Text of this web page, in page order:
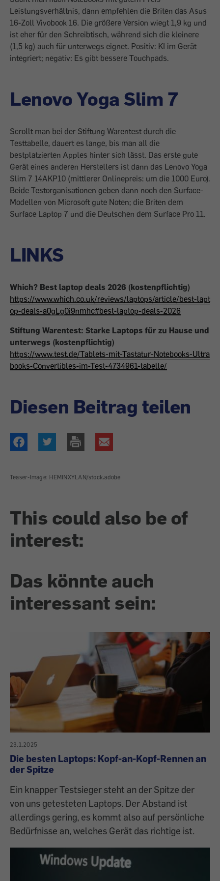
Leistungsverhältnis, dann empfehlen die Briten das Asus
16-Zoll Vivobook 16. Die größere Version wiegt 1,9 kg und
ist eher für den Schreibtisch, während sich die kleinere
(1,5 kg) auch für unterwegs eignet. Positiv: KI im Gerät
integriert; negativ: Es gibt bessere Touchpads.
Lenovo Yoga Slim 7
Scrollt man bei der Stiftung Warentest durch die
Testtabelle, dauert es lange, bis man all die
bestplatzierten Apples hinter sich lässt. Das erste gute
Gerät eines anderen Herstellers ist dann das Lenovo Yoga
Slim 7 14AKP10 (mittlerer Onlinepreis: um die 1000 Euro).
Beide Testorganisationen geben dann noch den Surface-
Modellen von Microsoft gute Noten; die Briten dem
Surface Laptop 7 und die Deutschen dem Surface Pro 11.
LINKS
Which? Best laptop deals 2026 (kostenpflichtig)
https://www.which.co.uk/reviews/laptops/article/best-lapt
op-deals-a0gLg0i9nmhc#best-laptop-deals-2026
Stiftung Warentest: Starke Laptops für zu Hause und
unterwegs (kostenpflichtig)
https://www.test.de/Tablets-mit-Tastatur-Notebooks-Ultra
books-Convertibles-im-Test-4734961-tabelle/
Diesen Beitrag teilen
Teaser-Image: HEMINXYLAN/stock.adobe
This could also be of
interest:
Das könnte auch
interessant sein:
23.1.2025
Die besten Laptops: Kopf-an-Kopf-Rennen an
der Spitze
Ein knapper Testsieger steht an der Spitze der
von uns getesteten Laptops. Der Abstand ist
allerdings gering, es kommt also auf persönliche
Bedürfnisse an, welches Gerät das richtige ist.